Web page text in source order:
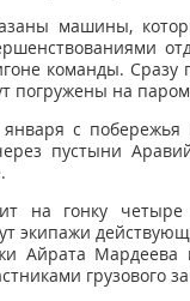
машины,
команды.
погружены на
января с
пустыни
на гонку
экипажи
Айрата Мардеева
грузового